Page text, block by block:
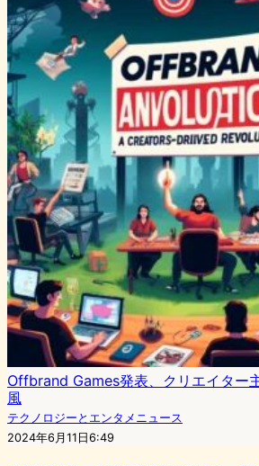
Offbrand Games発表、クリエイター
風
テクノロジーとエンタメニュース
2024年6月11日6:49